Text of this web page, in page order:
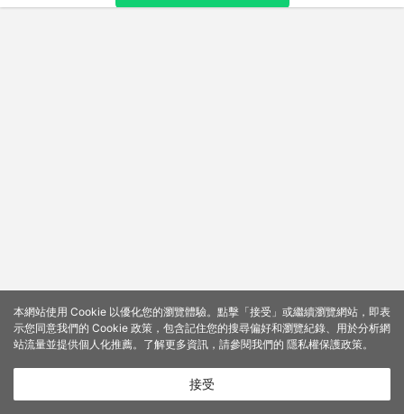
本網站使用 Cookie 以優化您的瀏覽體驗。點擊「接受」或繼續瀏覽網站，即表
示您同意我們的 Cookie 政策，包含記住您的搜尋偏好和瀏覽紀錄、用於分析網
站流量並提供個人化推薦。了解更多資訊，請參閱我們的 隱私權保護政策。
接受